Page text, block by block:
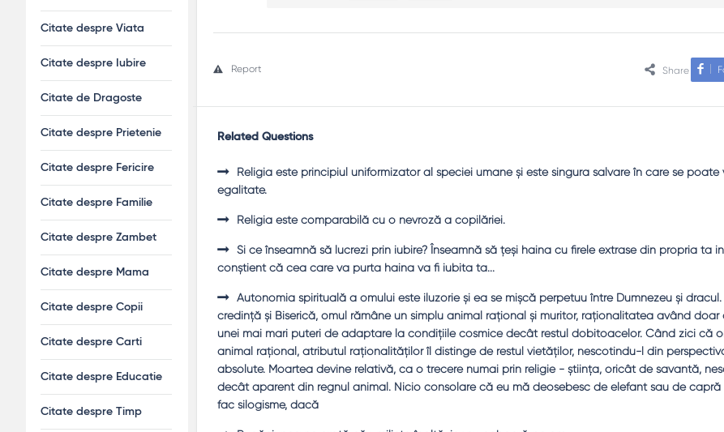
Share
Report
Related Questions
Religia este principiul uniformizator al speciei umane şi este singura salvare în care se poate
egalitate.
Religia este comparabilă cu o nevroză a copilăriei.
Şi ce înseamnă să lucrezi prin iubire? Înseamnă să ţeşi haina cu firele extrase din propria ta
conştient că cea care va purta haina va fi iubita ta...
Autonomia spirituală a omului este iluzorie şi ea se mişcă perpetuu între Dumnezeu şi dracul.
credinţă şi Biserică, omul rămâne un simplu animal raţional şi muritor, raţionalitatea având doar
unei mai mari puteri de adaptare la condiţiile cosmice decât restul dobitoacelor. Când zici că
animal raţional, atributul raţionalităţilor îl distinge de restul vietăţilor, nescotindu-l din
absolute. Moartea devine relativă, ca o trecere numai prin religie - ştiinţa, oricât de savantă,
decât aparent din regnul animal. Nicio consolare că eu mă deosebesc de elefant sau de
fac silogisme, dacă
Citate despre Viata
Citate despre Iubire
Citate de Dragoste
Citate despre Prietenie
Citate despre Fericire
Citate despre Familie
Citate despre Zambet
Citate despre Mama
Citate despre Copii
Citate despre Carti
Citate despre Educatie
Citate despre Timp